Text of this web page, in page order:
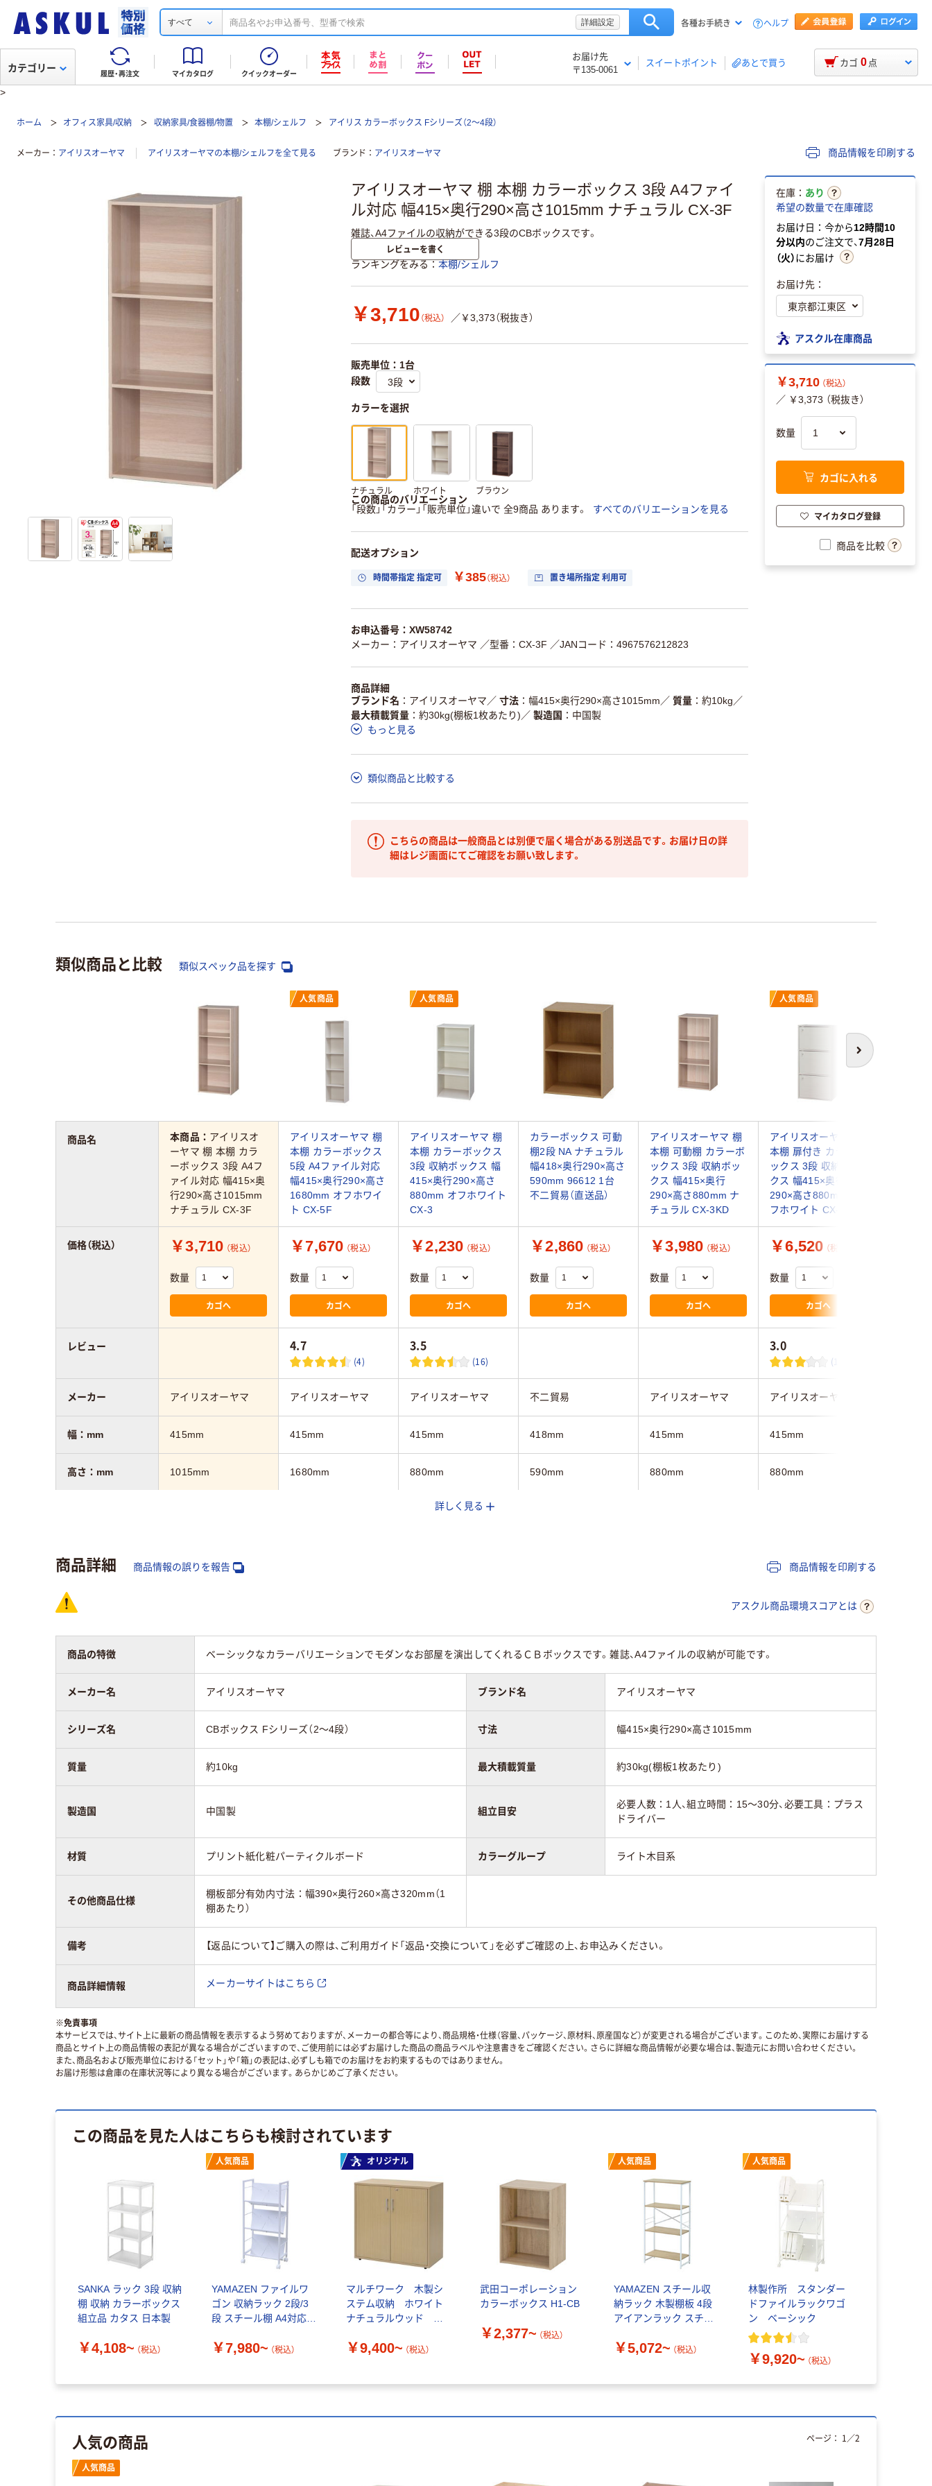
すべて 詳細設定 各種お手続き ヘルプ
履歴・再注文 マイカタログ クイックオーダー
お届け先
〒135-0061
スイートポイント あとで買う
カテゴリー カゴ 0 点
>
ホーム オフィス家具/収納 収納家具/食器棚/物置 本棚/シェルフ アイリス カラーボックス Fシリーズ（2～4段）
メーカー アイリスオーヤマ アイリスオーヤマの本棚/シェルフを全て見る ブランド アイリスオーヤマ 商品情報を印刷する
アイリスオーヤマ 棚 本棚 カラーボックス 3段 A4ファイ
ル対応 幅415×奥行290×高さ1015mm ナチュラル CX-3F
雑誌、A4ファイルの収納ができる3段のCBボックスです。
レビューを書く
ランキングをみる 本棚/シェルフ
￥3,710 （税込） ／￥3,373（税抜き）
販売単位：1台
段数
カラーを選択
ナチュラル ホワイト ブラウン
この商品のバリエーション
「段数」「カラー」「販売単位」違いで 全9商品 あります。
すべてのバリエーションを見る
配送オプション
時間帯指定 指定可 ￥385（税込） 置き場所指定 利用可
お申込番号：XW58742
メーカー：アイリスオーヤマ ／型番：CX-3F ／JANコード：4967576212823
商品詳細
ブランド名
アイリスオーヤマ ／ 寸法 幅415×奥行290×高さ1015mm ／ 質量 約10kg ／
最大積載質量
約30kg(棚板1枚あたり) ／ 製造国
中国製
もっと見る
類似商品と比較する
こちらの商品は一般商品とは別便で届く場合がある別送品です。お届け日の詳
細はレジ画面にてご確認をお願い致します。
在庫： あり
希望の数量で在庫確認
お届け日：今から12時間10
分以内のご注文で、7月28日
（火）にお届け
お届け先：
アスクル在庫商品
￥3,710 （税込）
／ ￥3,373 （税抜き）
数量
カゴに入れる
マイカタログ登録
商品を比較
類似商品と比較 類似スペック品を探す
次へ
人気商品 人気商品 人気商品
本商品： アイリスオ
ーヤマ 棚 本棚 カラ
ーボックス 3段 A4フ
ァイル対応 幅415×奥
行290×高さ1015mm
ナチュラル CX-3F
アイリスオーヤマ 棚
本棚 カラーボックス
5段 A4ファイル対応
幅415×奥行290×高さ
1680mm オフホワイ
ト CX-5F
アイリスオーヤマ 棚
本棚 カラーボックス
3段 収納ボックス 幅
415×奥行290×高さ
880mm オフホワイト
CX-3
カラーボックス 可動
棚2段 NA ナチュラル
幅418×奥行290×高さ
590mm 96612 1台
不二貿易（直送品）
アイリスオーヤマ 棚
本棚 可動棚 カラーボ
ックス 3段 収納ボッ
クス 幅415×奥行
290×高さ880mm ナ
チュラル CX-3KD
アイリスオーヤマ 棚
本棚 扉付き カラーボ
ックス 3段 収納ボッ
クス 幅415×奥行
290×高さ880mm オ
フホワイト CX-33D
￥3,710 （税込）
数量
カゴへ
￥7,670 （税込）
数量
カゴへ
￥2,230 （税込）
数量
カゴへ
￥2,860 （税込）
数量
カゴへ
￥3,980 （税込）
数量
カゴへ
￥6,520 （税込）
数量
カゴへ
4.7
(4)
3.5
(16)
3.0
(1)
アイリスオーヤマ アイリスオーヤマ アイリスオーヤマ 不二貿易 アイリスオーヤマ アイリスオーヤマ
415mm 415mm 415mm 418mm 415mm 415mm
1015mm 1680mm 880mm 590mm 880mm 880mm
290mm
商品名
価格（税込）
レビュー
メーカー
幅：mm
高さ：mm
詳しく見る
商品詳細 商品情報の誤りを報告 商品情報を印刷する
アスクル商品環境スコアとは
商品の特徴 ベーシックなカラーバリエーションでモダンなお部屋を演出してくれるＣＢボックスです。雑誌、A4ファイルの収納が可能です。
メーカー名 アイリスオーヤマ ブランド名 アイリスオーヤマ
シリーズ名 CBボックス Fシリーズ（2～4段） 寸法 幅415×奥行290×高さ1015mm
質量 約10kg 最大積載質量 約30kg(棚板1枚あたり)
製造国 中国製 組立目安
必要人数：1人、組立時間：15～30分、必要工具：プラス
ドライバー
材質 プリント紙化粧パーティクルボード カラーグループ ライト木目系
その他商品仕様
棚板部分有効内寸法：幅390×奥行260×高さ320mm（1
棚あたり）
備考 【返品について】ご購入の際は、ご利用ガイド「返品・交換について」を必ずご確認の上、お申込みください。
商品詳細情報 メーカーサイトはこちら
※免責事項
本サービスでは、サイト上に最新の商品情報を表示するよう努めておりますが、メーカーの都合等により、商品規格・仕様（容量、パッケージ、原材料、原産国など）が変更される場合がございます。このため、実際にお届けする
商品とサイト上の商品情報の表記が異なる場合がございますので、ご使用前には必ずお届けした商品の商品ラベルや注意書きをご確認ください。さらに詳細な商品情報が必要な場合は、製造元にお問い合わせください。
また、商品名および販売単位における「セット」や「箱」の表記は、必ずしも箱でのお届けをお約束するものではありません。
お届け形態は倉庫の在庫状況等により異なる場合がございます。あらかじめご了承ください。
この商品を見た人はこちらも検討されています
SANKA ラック 3段 収納
棚 収納 カラーボックス
組立品 カタス 日本製
￥4,108~ （税込）
人気商品
YAMAZEN ファイルワ
ゴン 収納ラック 2段/3
段 スチール棚 A4対応
￥7,980~ （税込）
オリジナル
マルチワーク 木製シ
ステム収納 ホワイト
ナチュラルウッド オ
￥9,400~ （税込）
武田コーポレーション
カラーボックス H1-CB
￥2,377~ （税込）
人気商品
YAMAZEN スチール収
納ラック 木製棚板 4段
アイアンラック スチー
￥5,072~ （税込）
人気商品
林製作所 スタンダー
ドファイルラックワゴ
ン ベーシック
￥9,920~ （税込）
人気の商品
人気商品
ページ： 1 ／2